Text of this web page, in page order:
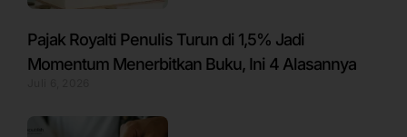
Pajak Royalti Penulis Turun di 1,5% Jadi
Momentum Menerbitkan Buku, Ini 4 Alasannya